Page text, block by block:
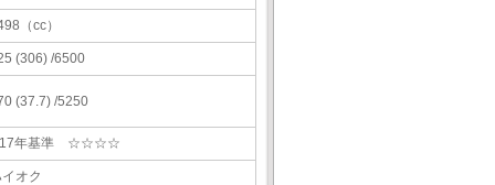
（cc）
(306) /6500
(37.7) /5250
年基準 ☆☆☆☆
オク